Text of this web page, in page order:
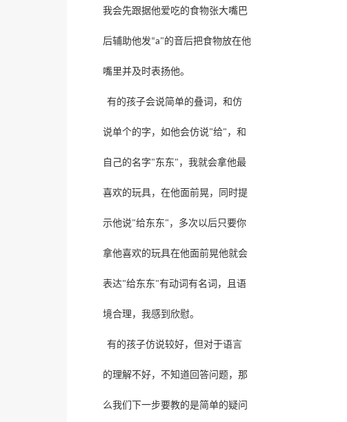
我会先跟据他爱吃的食物张大嘴巴
后辅助他发“a"的音后把食物放在他
嘴里并及时表扬他。
有的孩子会说简单的叠词，和仿
说单个的字，如他会仿说"给" ，和
自己的名字"东东" ，我就会拿他最
喜欢的玩具，在他面前晃，同时提
示他说"给东东" ，多次以后只要你
拿他喜欢的玩具在他面前晃他就会
表达"给东东"有动词有名词，且语
境合理，我感到欣慰。
有的孩子仿说较好，但对于语言
的理解不好，不知道回答问题，那
么我们下一步要教的是简单的疑问